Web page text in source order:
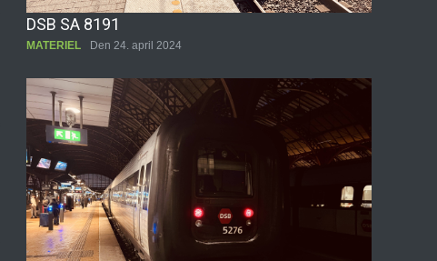
DSB SA 8191
MATERIEL Den 24. april 2024